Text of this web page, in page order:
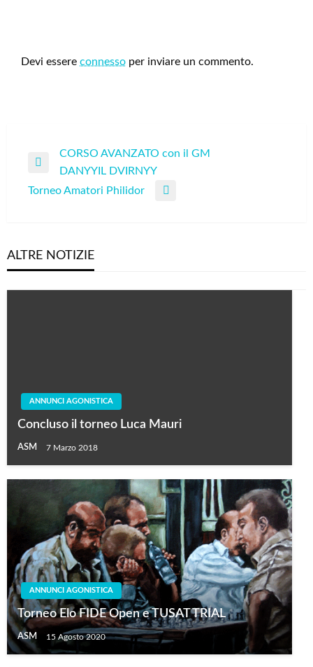
Devi essere connesso per inviare un commento.
Navigazione
articoli
Previous
Post
CORSO AVANZATO con il GM
DANYYIL DVIRNYY
Torneo Amatori Philidor
ALTRE NOTIZIE
ANNUNCI AGONISTICA
Concluso il torneo Luca Mauri
ASM 7 Marzo 2018
ANNUNCI AGONISTICA
Torneo Elo FIDE Open e TUSAT TRIAL
ASM 15 Agosto 2020